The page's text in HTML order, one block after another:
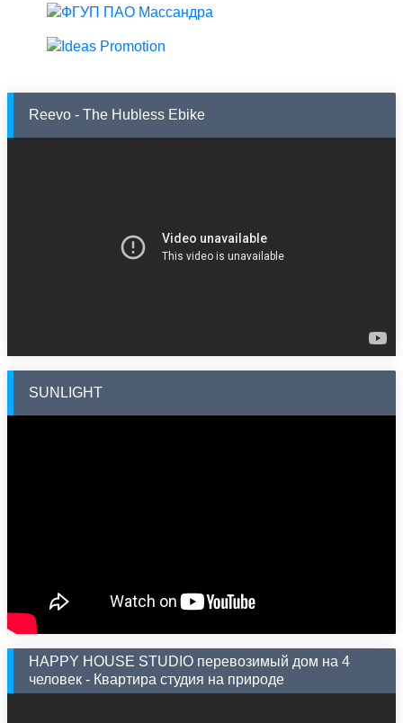
Reevo - The Hubless Ebike
SUNLIGHT
HAPPY HOUSE STUDIO перевозимый дом на 4
человек - Квартира студия на природе